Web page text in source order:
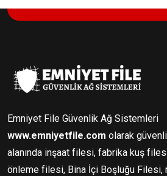
Emniyet File Güvenlik Ağ Sistemleri
www.emniyetfile.com olarak
alanında inşaat filesi, fabrika kuş
önleme filesi, Bina İçi Boşluğu Filesi,